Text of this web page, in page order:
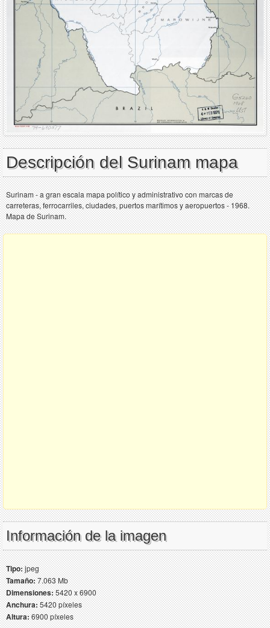
Descripción del Surinam mapa
Surinam - a gran escala mapa político y administrativo con marcas de
carreteras, ferrocarriles, ciudades, puertos marítimos y aeropuertos - 1968.
Mapa de Surinam.
Información de la imagen
Tipo:jpeg
Tamaño:7.063 Mb
Dimensiones:5420 x 6900
Anchura:5420 píxeles
Altura:6900 píxeles